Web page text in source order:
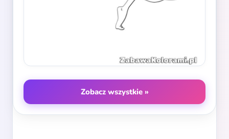
Zobacz wszystkie »